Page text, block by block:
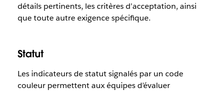
détails pertinents, les critères d’acceptation, ainsi
que toute autre exigence spécifique.
Statut
Les indicateurs de statut signalés par un code
couleur permettent aux équipes d’évaluer